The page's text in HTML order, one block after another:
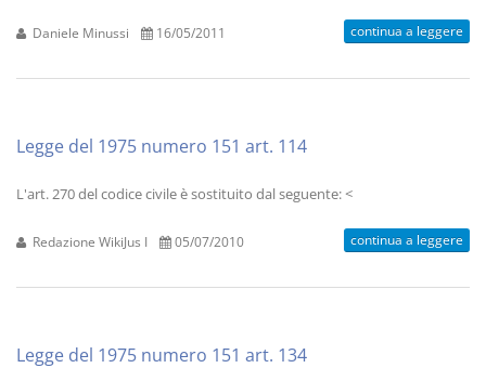
Daniele Minussi 16/05/2011 continua a leggere
Legge del 1975 numero 151 art. 114
L'art. 270 del codice civile è sostituito dal seguente: <
Redazione WikiJus I 05/07/2010 continua a leggere
Legge del 1975 numero 151 art. 134